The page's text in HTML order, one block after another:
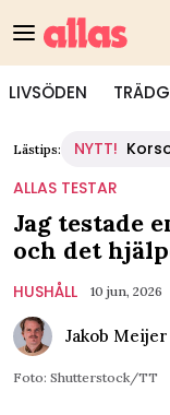
LIVSÖDEN
Lästips: NYTT!
ALLAS TESTAR
Jag testade
och det
HUSHÅLL 10 jun, 2026
Jakob Meijer
Foto: Shutterstock/TT